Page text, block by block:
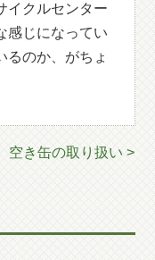
イクルセンター
感じになってい
るのか、がちょ
空き缶の取り扱い >